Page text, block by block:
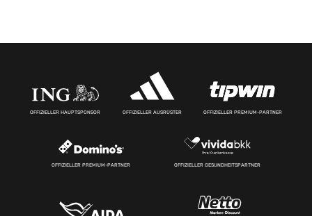
OFFIZIELLER HAUPTSPONSOR OFFIZIELLER AUSRÜSTER OFFIZIELLER PREMIUM-PARTNER
OFFIZIELLER PREMIUM-PARTNER OFFIZIELLER GESUNDHEITSPARTNER